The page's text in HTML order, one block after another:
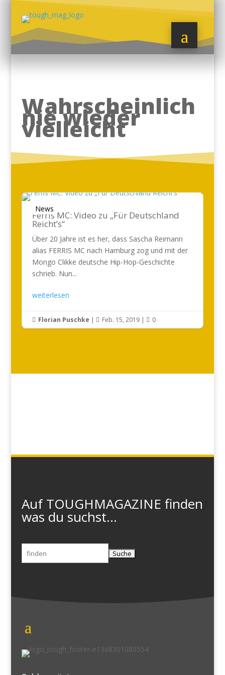
Wahrscheinlich
nie wieder
vielleicht
News
Ferris MC: Video zu „Für Deutschland
Reicht’s“
Über 20 Jahre ist es her, dass Sascha Reimann
alias FERRIS MC nach Hamburg zog und mit der
Mongo Clikke deutsche Hip-Hop-Geschichte
schrieb. Nun...
weiterlesen
 Florian Puschke |  Feb. 15, 2019|  0
Auf TOUGHMAGAZINE finden
was du suchst...
Suchen
nach: